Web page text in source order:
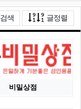
검색 글정렬
비밀상점